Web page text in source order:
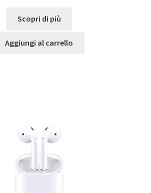
Scopri di più
Aggiungi al carrello